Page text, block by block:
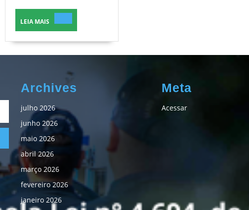
LEIA MAIS MAIS
Archives
julho 2026
junho 2026
maio 2026
abril 2026
março 2026
fevereiro 2026
janeiro 2026
Meta
Acessar